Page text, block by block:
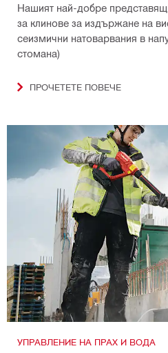
Нашият най-добре
за клинове за издържане на
сеизмични натоварвания в
стомана)
ПРОЧЕТЕТЕ ПОВЕЧЕ
УПРАВЛЕНИЕ НА ПРАХ И ВОДА